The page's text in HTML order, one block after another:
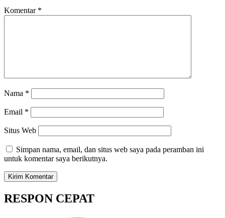
Komentar *
Nama *
Email *
Situs Web
Simpan nama, email, dan situs web saya pada peramban ini
untuk komentar saya berikutnya.
RESPON CEPAT